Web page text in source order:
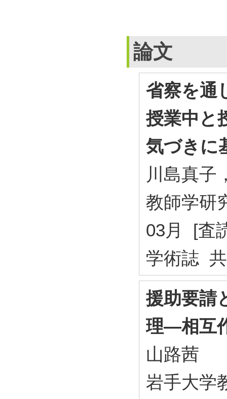
論文
省察を通
授業中と
気づき
川島真子
教師学
03月 [査
学術誌
援助要請
理―相互
山路茜
岩手大